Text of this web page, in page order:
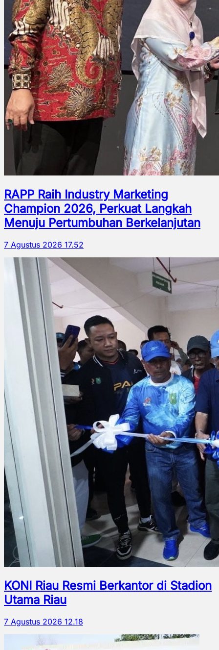
RAPP Raih Industry Marketing
Champion 2026, Perkuat Langkah
Menuju Pertumbuhan Berkelanjutan
7 Agustus 2026 17.52
KONI Riau Resmi Berkantor di Stadion
Utama Riau
7 Agustus 2026 12.18